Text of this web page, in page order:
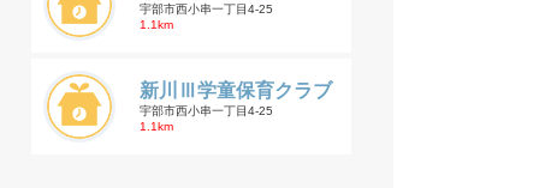
宇部市西小串一丁目4-25
1.1km
新川Ⅲ学童保育クラブ
宇部市西小串一丁目4-25
1.1km